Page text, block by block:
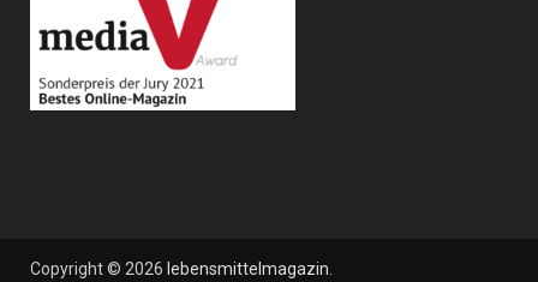
Copyright © 2026 lebensmittelmagazin